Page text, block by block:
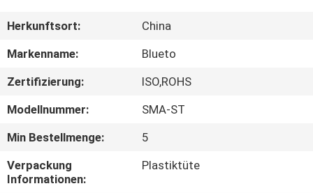
UNS
AUSFLUG
QUALITÄTSKONTROLLE
TRETEN
Herkunftsort:
China
Markenname:
Blueto
Zertifizierung:
ISO,ROHS
Modellnummer:
SMA-ST
Min Bestellmenge:
5
Verpackung
Informationen:
Plastiktüte